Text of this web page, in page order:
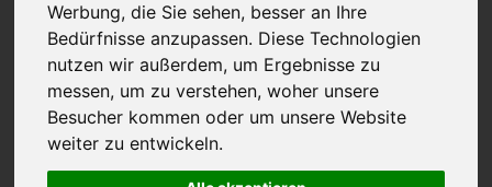
Werbung, die Sie sehen, besser an Ihre
Bedürfnisse anzupassen. Diese Technologien
nutzen wir außerdem, um Ergebnisse zu
messen, um zu verstehen, woher unsere
Besucher kommen oder um unsere Website
weiter zu entwickeln.